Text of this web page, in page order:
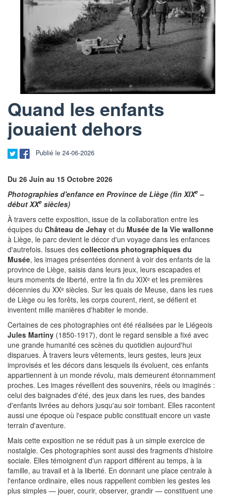
Quand les enfants
jouaient dehors
Publié le 24-06-2026
Du 26 Juin au 15 Octobre 2026
Photographies d'enfance en Province de Liège (fin XIXe –
début XXe siècles)
À travers cette exposition, issue de la collaboration entre les
équipes du Château de Jehay et du Musée de la Vie wallonne
à Liège, le parc devient le décor d'un voyage dans les enfances
d'autrefois. Issues des collections photographiques du
Musée, les images présentées donnent à voir des enfants de la
province de Liège, saisis dans leurs jeux, leurs escapades et
leurs moments de liberté, entre la fin du XIXᵉ et les premières
décennies du XXᵉ siècles. Sur les quais de Meuse, dans les rues
de Liège ou les forêts, les corps courent, rient, se défient et
inventent mille manières d'habiter le monde.
Certaines de ces photographies ont été réalisées par le Liégeois
Jules Martiny (1850-1917), dont le regard sensible a fixé avec
une grande humanité ces scènes du quotidien aujourd'hui
disparues. À travers leurs vêtements, leurs gestes, leurs jeux
improvisés et les décors dans lesquels ils évoluent, ces enfants
appartiennent à un monde révolu, mais demeurent étonnamment
proches. Les images réveillent des souvenirs, réels ou imaginés :
celui des baignades d'été, des jeux dans les rues, des bandes
d'enfants livrées au dehors jusqu'au soir tombant. Elles racontent
aussi une époque où l'espace public constituait encore un vaste
terrain d'aventure.
Mais cette exposition ne se réduit pas à un simple exercice de
nostalgie. Ces photographies sont aussi des fragments d'histoire
sociale. Elles témoignent d'un rapport différent au temps, à la
famille, au travail et à la liberté. En donnant une place centrale à
l'enfance ordinaire, elles nous rappellent combien les gestes les
plus simples — jouer, courir, observer, grandir — constituent une